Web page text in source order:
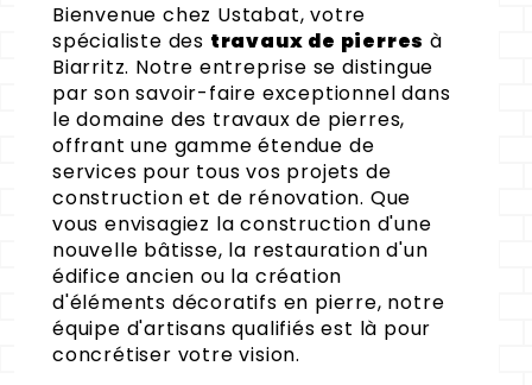
Bienvenue chez Ustabat, votre
spécialiste des travaux de pierres à
Biarritz. Notre entreprise se distingue
par son savoir-faire exceptionnel dans
le domaine des travaux de pierres,
offrant une gamme étendue de
services pour tous vos projets de
construction et de rénovation. Que
vous envisagiez la construction d'une
nouvelle bâtisse, la restauration d'un
édifice ancien ou la création
d'éléments décoratifs en pierre, notre
équipe d'artisans qualifiés est là pour
concrétiser votre vision.